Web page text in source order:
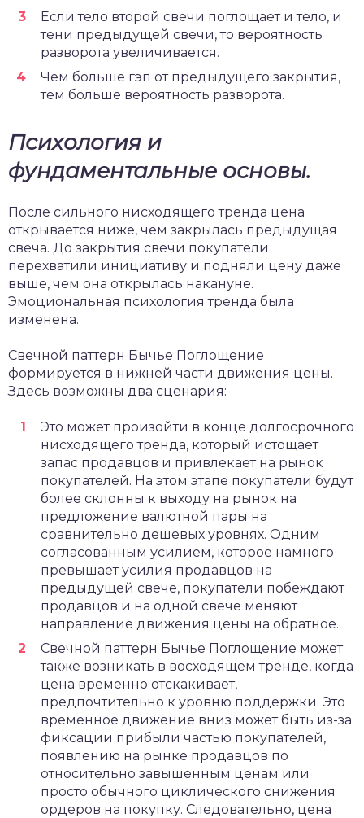
Если тело второй свечи поглощает и тело, и
тени предыдущей свечи, то вероятность
разворота увеличивается.
Чем больше гэп от предыдущего закрытия,
тем больше вероятность разворота.
Психология и
фундаментальные основы.
После сильного нисходящего тренда цена
открывается ниже, чем закрылась предыдущая
свеча. До закрытия свечи покупатели
перехватили инициативу и подняли цену даже
выше, чем она открылась накануне.
Эмоциональная психология тренда была
изменена.
Свечной паттерн Бычье Поглощение
формируется в нижней части движения цены.
Здесь возможны два сценария:
Это может произойти в конце долгосрочного
нисходящего тренда, который истощает
запас продавцов и привлекает на рынок
покупателей. На этом этапе покупатели будут
более склонны к выходу на рынок на
предложение валютной пары на
сравнительно дешевых уровнях. Одним
согласованным усилием, которое намного
превышает усилия продавцов на
предыдущей свече, покупатели побеждают
продавцов и на одной свече меняют
направление движения цены на обратное.
Свечной паттерн Бычье Поглощение может
также возникать в восходящем тренде, когда
цена временно отскакивает,
предпочтительно к уровню поддержки. Это
временное движение вниз может быть из-за
фиксации прибыли частью покупателей,
появлению на рынке продавцов по
относительно завышенным ценам или
просто обычного циклического снижения
ордеров на покупку. Следовательно, цена